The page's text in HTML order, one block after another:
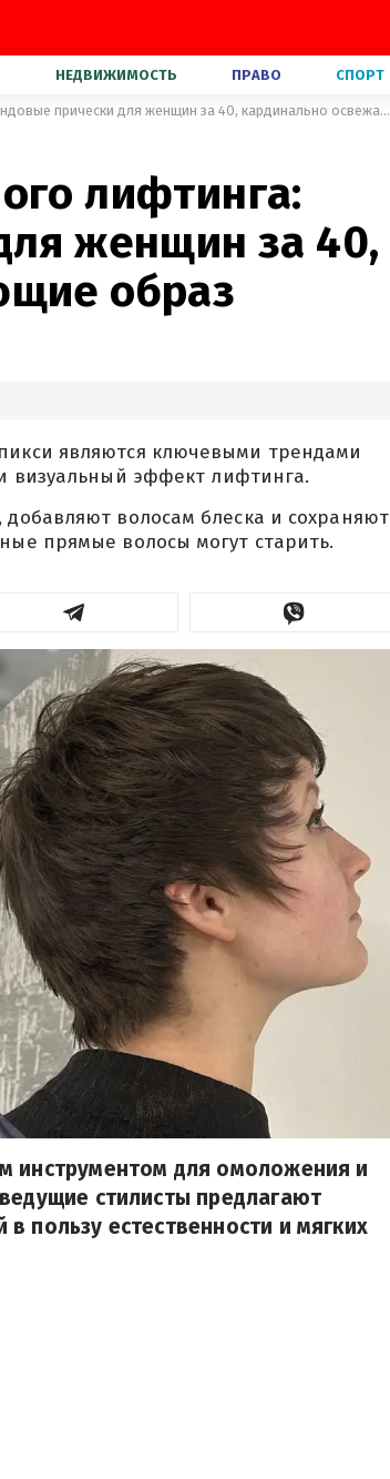
НЕДВИЖИМОСТЬ ПРАВО СПОРТ
С эффектом мгновенного лифтинга: трендовые прически для женщин за 40, кардинально освежающие образ
лифтинга:
женщин за 40,
образ
являются ключевыми трендами
визуальный эффект лифтинга.
волосам блеска и сохраняют
прямые волосы могут старить.
инструментом для омоложения и
стилисты предлагают
пользу естественности и мягких